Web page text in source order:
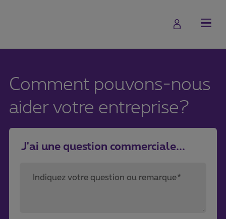
Comment pouvons-nous
aider votre entreprise?
J'ai une question commerciale...
Indiquez votre question ou remarque*